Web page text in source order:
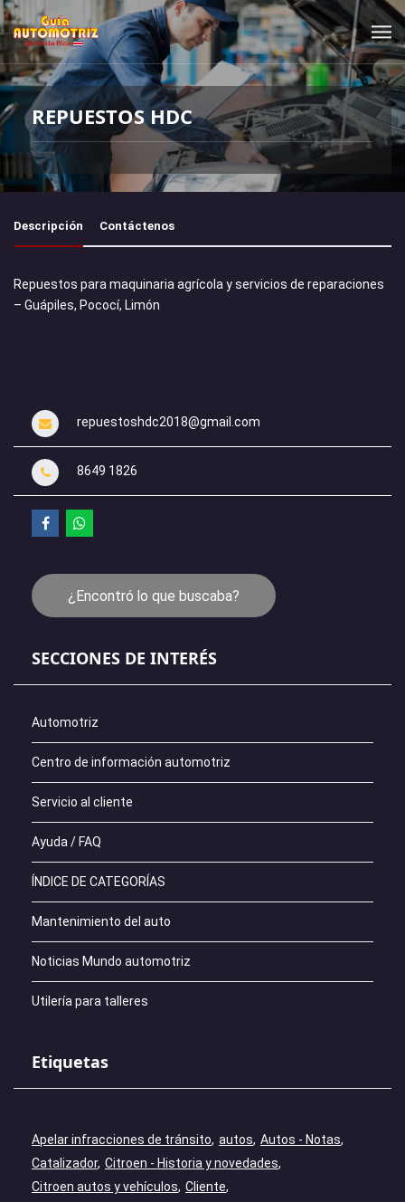
REPUESTOS HDC
Descripción Contáctenos
Repuestos para maquinaria agrícola y servicios de reparaciones
– Guápiles, Pococí, Limón
repuestoshdc2018@gmail.com
8649 1826
¿Encontró lo que buscaba?
SECCIONES DE INTERÉS
Automotriz
Centro de información automotriz
Servicio al cliente
Ayuda / FAQ
ÍNDICE DE CATEGORÍAS
Mantenimiento del auto
Noticias Mundo automotriz
Utilería para talleres
Etiquetas
Apelar infracciones de tránsito autos Autos - Notas
Catalizador Citroen - Historia y novedades
Citroen autos y vehículos Cliente